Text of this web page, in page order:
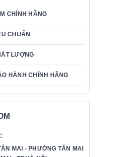
CHÍNH HÃNG
CHUẨN
LƯỢNG
HÀNH CHÍNH HÃNG
MAI - PHƯỜNG TÂN MAI